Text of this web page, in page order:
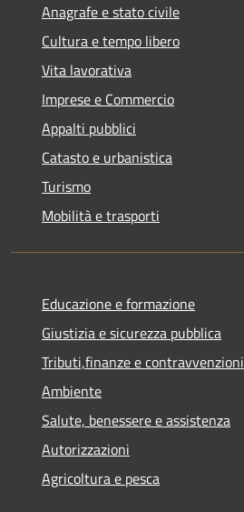
Anagrafe e stato civile
Cultura e tempo libero
Vita lavorativa
Imprese e Commercio
Appalti pubblici
Catasto e urbanistica
Turismo
Mobilità e trasporti
Educazione e formazione
Giustizia e sicurezza pubblica
Tributi,finanze e contravvenzioni
Ambiente
Salute, benessere e assistenza
Autorizzazioni
Agricoltura e pesca